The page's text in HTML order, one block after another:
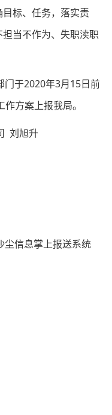
标、任务，落实责
当不作为、失职渎职
于2020年3月15日前
方案上报我局。
刘旭升
信息掌上报送系统